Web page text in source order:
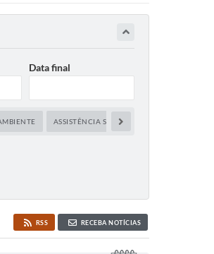
Data final
ASSISTÊNCIA SOCIAL
RSS RECEBA NOTÍCIAS